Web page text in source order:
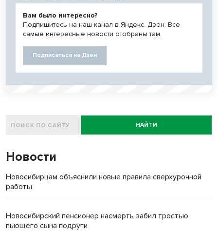
Вам было интересно?
Подпишитесь на наш канал в Яндекс. Дзен. Все
самые интересные новости отобраны там.
Подписаться на Дзен
НАЙТИ
Новости
Новосибирцам объяснили новые правила сверхурочной
работы
Новосибирский пенсионер насмерть забил тростью
пьющего сына подруги